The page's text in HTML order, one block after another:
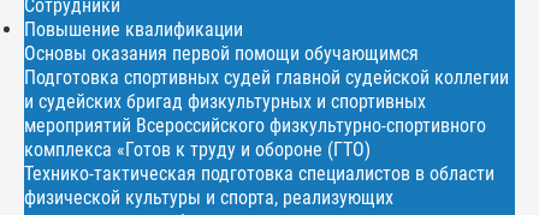
Сотрудники
Повышение квалификации
Основы оказания первой помощи обучающимся
Подготовка спортивных судей главной судейской коллегии
и судейских бригад физкультурных и спортивных
мероприятий Всероссийского физкультурно-спортивного
комплекса «Готов к труду и обороне (ГТО)
Технико-тактическая подготовка специалистов в области
физической культуры и спорта, реализующих